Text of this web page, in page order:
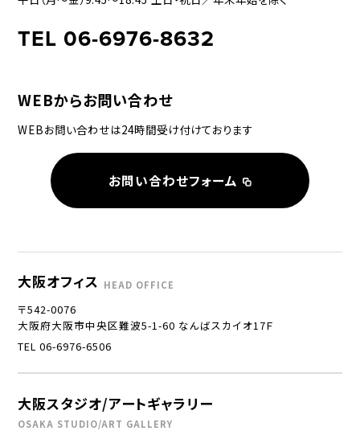
TEL 06-6976-8632
WEBからお問い合わせ
WEBお問い合わせは24時間受け付けております
お問い合わせフォーム
大阪オフィス HEAD OFFICE
〒542-0076
大阪府大阪市中央区難波5-1-60 なんばスカイオ17Ｆ
TEL 06-6976-6506
大阪スタジオ/アートギャラリー
OSAKA STUDIO/ART GALLERY